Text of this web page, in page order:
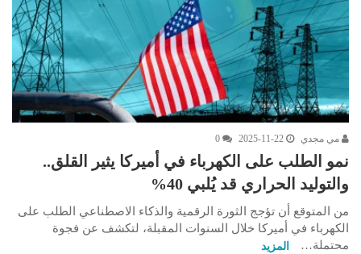
مي مجدي 2025-11-22
0
نمو الطلب على الكهرباء في أميركا يثير القلق..
والتوليد الحراري قد يُلبي 40%
من المتوقع أن تؤجج الثورة الرقمية والذكاء الاصطناعي الطلب على
الكهرباء في أميركا خلال السنوات المقبلة، لتكشف عن فجوة
محتملة…
المزيد